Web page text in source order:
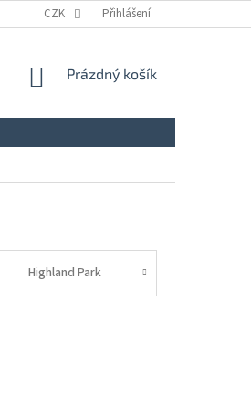
ZÁSADY ZPRACOVÁNÍ A
CZK Přihlášení
NÁKUPNÍ
Prázdný košík
Highland Park